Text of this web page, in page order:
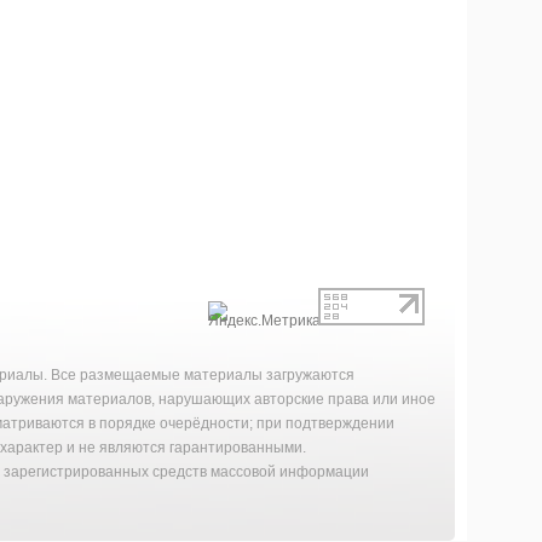
Все размещаемые материалы загружаются
материалов, нарушающих авторские права или иное
в порядке очерёдности; при подтверждении
и не являются гарантированными.
средств массовой информации